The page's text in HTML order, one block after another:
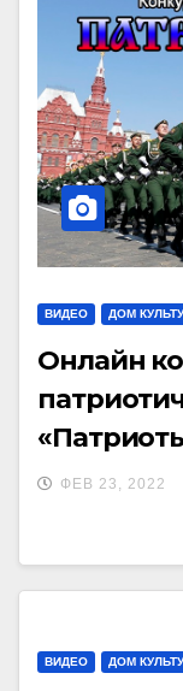
ВИДЕО ДОМ
Онлайн
ФЕВ 23, 2022
ВИДЕО ДОМ